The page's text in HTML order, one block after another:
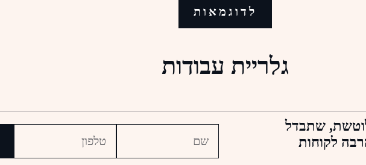
לדוגמאות
גלריית עבודות
שתבדל
לקוחות